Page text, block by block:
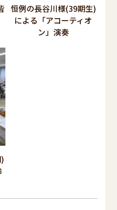
恒例の長谷川様(39期生)
による「アコーティオ
ン」演奏